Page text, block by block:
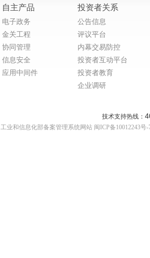
自主产品
电子政务
金关工程
协同管理
信息安全
应用中间件
投资者关系
公告信息
评议平台
内幕交易防控
投资者互动平台
投资者教育
企业调研
技术支持热线：
工业和信息化部备案管理系统网站 闽ICP备10012243号-